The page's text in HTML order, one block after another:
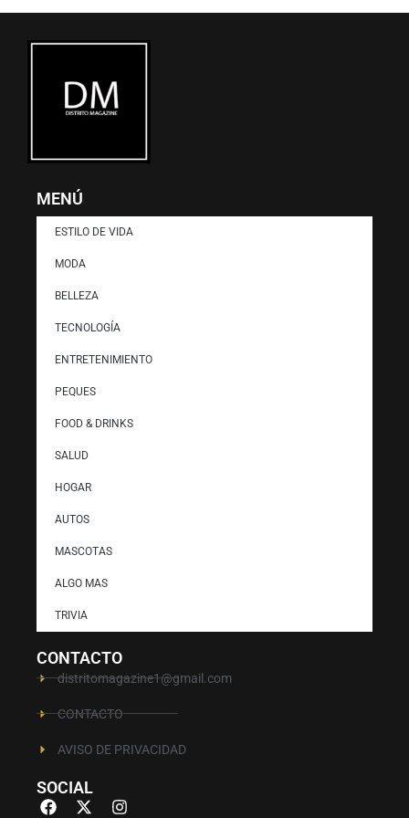
MENÚ
ESTILO DE VIDA
MODA
BELLEZA
TECNOLOGÍA
ENTRETENIMIENTO
PEQUES
FOOD & DRINKS
SALUD
HOGAR
AUTOS
MASCOTAS
ALGO MAS
TRIVIA
CONTACTO
distritomagazine1@gmail.com
CONTACTO
AVISO DE PRIVACIDAD
SOCIAL